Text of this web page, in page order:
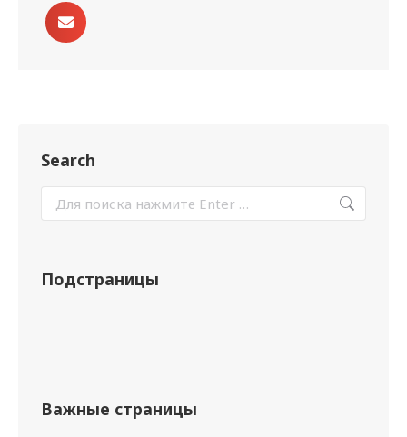
Search
Подстраницы
Важные страницы